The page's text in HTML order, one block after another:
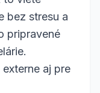
bez stresu a
pripravené
aj pre